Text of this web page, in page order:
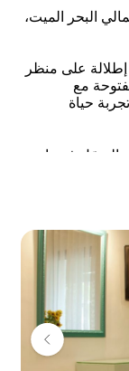
البحر الميت،
إطلالة على منظر
مع
حياة
فيهما
الكيبوتس.
كاليا،
بالإضافة إلى
القدس،
والاستمتاع
كاليا.